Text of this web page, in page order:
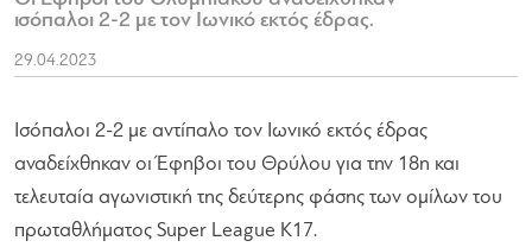
ισόπαλοι 2-2 με τον Ιωνικό εκτός έδρας.
29.04.2023
Ισόπαλοι 2-2 με αντίπαλο τον Ιωνικό εκτός έδρας
αναδείχθηκαν οι Έφηβοι του Θρύλου για την 18η και
τελευταία αγωνιστική της δεύτερης φάσης των ομίλων του
πρωταθλήματος Super League Κ17.